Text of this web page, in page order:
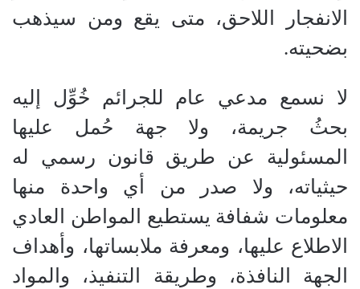
الانفجار اللاحق، متى يقع ومن سيذهب
بضحيته.
لا نسمع مدعي عام للجرائم خُوِّل إليه
بحثُ جريمة، ولا جهة حُمل عليها
المسئولية عن طريق قانون رسمي له
حيثياته، ولا صدر من أي واحدة منها
معلومات شفافة يستطيع المواطن العادي
الاطلاع عليها، ومعرفة ملابساتها، وأهداف
الجهة النافذة، وطريقة التنفيذ، والمواد